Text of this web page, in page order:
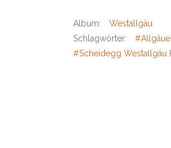
Album:
Westallgäu
Schlagwörter:
#Scheidegg Westallgäu